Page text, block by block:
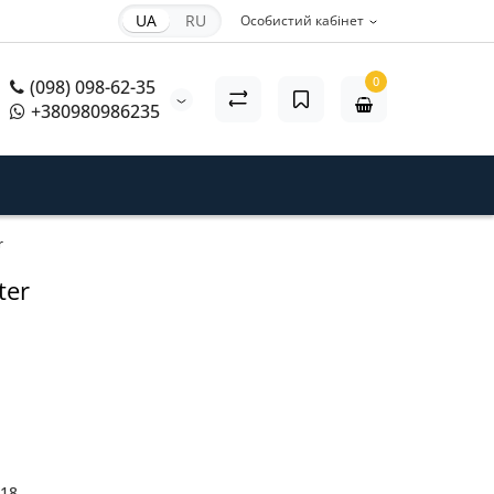
Особистий кабінет
UA RU
(098) 098-62-35
+380980986235
0